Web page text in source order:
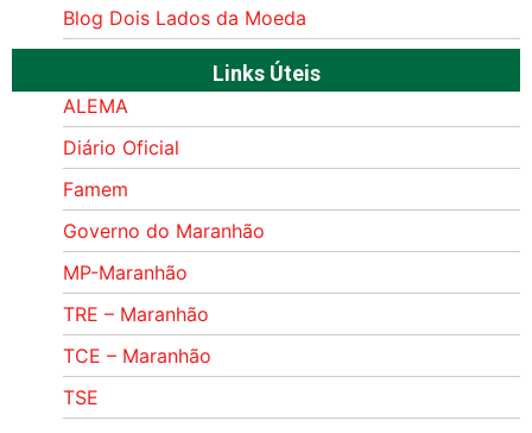
Blog Dois Lados da Moeda
Links Úteis
ALEMA
Diário Oficial
Famem
Governo do Maranhão
MP-Maranhão
TRE – Maranhão
TCE – Maranhão
TSE